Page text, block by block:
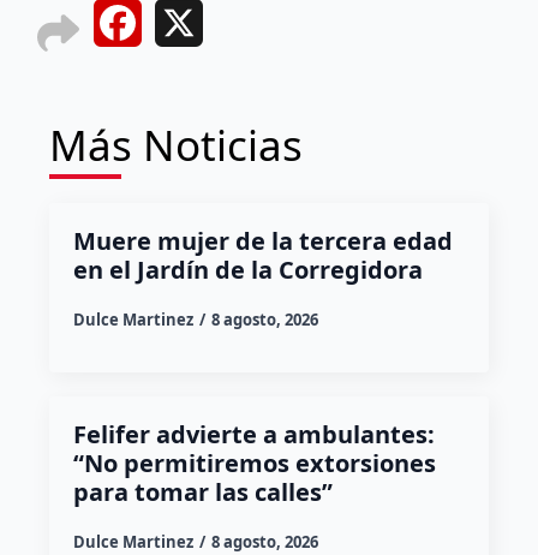
Facebook
Más Noticias
Muere mujer de la tercera edad
en el Jardín de la Corregidora
Dulce Martinez 8 agosto, 2026
Felifer advierte a ambulantes:
“No permitiremos extorsiones
para tomar las calles”
Dulce Martinez 8 agosto, 2026